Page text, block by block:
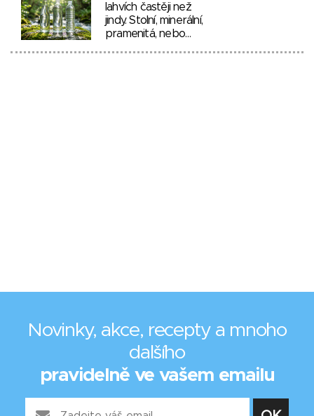
lahvích častěji než
jindy. Stolní, minerální,
pramenitá, nebo…
Novinky, akce, recepty a mnoho
dalšího
pravidelně ve vašem emailu